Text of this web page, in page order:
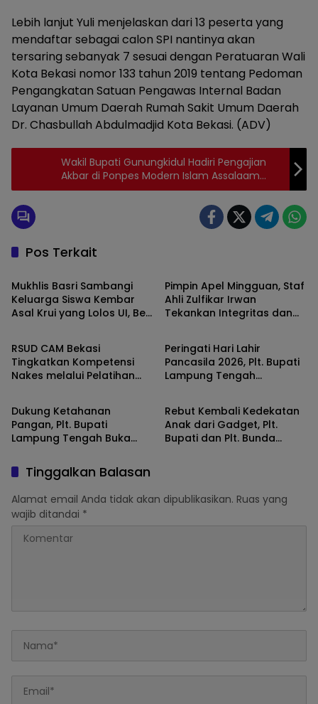
Lebih lanjut Yuli menjelaskan dari 13 peserta yang
mendaftar sebagai calon SPI nantinya akan
tersaring sebanyak 7 sesuai dengan Peratuaran Wali
Kota Bekasi nomor 133 tahun 2019 tentang Pedoman
Pengangkatan Satuan Pengawas Internal Badan
Layanan Umum Daerah Rumah Sakit Umum Daerah
Dr. Chasbullah Abdulmadjid Kota Bekasi. (ADV)
Wakil Bupati Gunungkidul Hadiri Pengajian
Akbar di Ponpes Modern Islam Assalaam
Kapanewon Tepus
Pos Terkait
Bekasi
Mukhlis Basri Sambangi
Keluarga Siswa Kembar
Asal Krui yang Lolos UI, Beri
Pimpin Apel Mingguan, Staf
Ahli Zulfikar Irwan
Tekankan Integritas dan
Advertorial
RSUD CAM Bekasi
Tingkatkan Kompetensi
Nakes melalui Pelatihan
Advertorial
Peringati Hari Lahir
Pancasila 2026, Plt. Bupati
Lampung Tengah
Perdamaian
Advertorial
Dukung Ketahanan
Pangan, Plt. Bupati
Lampung Tengah Buka
Tebar Bibit Ikan di Seputih
Raman
Advertorial
Rebut Kembali Kedekatan
Anak dari Gadget, Plt.
Bupati dan Plt. Bunda
Tinggalkan Balasan
Alamat email Anda tidak akan dipublikasikan. Ruas yang
wajib ditandai *